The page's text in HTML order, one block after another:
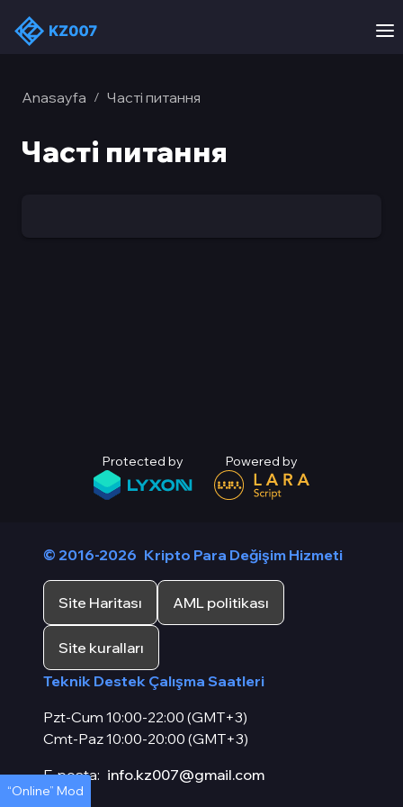
Anasayfa / Часті питання
Часті питання
Protected by Powered by
© 2016-2026 Kripto Para Değişim Hizmeti
Site Haritası AML politikası
Site kuralları
Teknik Destek Çalışma Saatleri
Pzt-Cum 10:00-22:00 (GMT+3)
Cmt-Paz 10:00-20:00 (GMT+3)
E-posta: info.kz007@gmail.com
“Online” Mod